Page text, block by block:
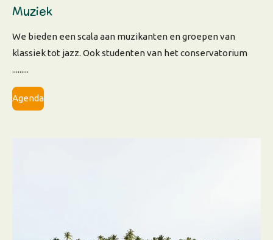
Muziek
We bieden een scala aan muzikanten en groepen van
klassiek tot jazz. Ook studenten van het conservatorium
.........
Agenda